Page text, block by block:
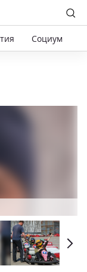
Социум